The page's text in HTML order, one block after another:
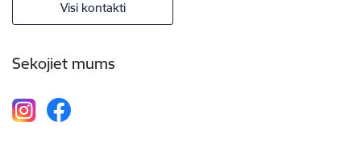
Visi kontakti
Sekojiet mums